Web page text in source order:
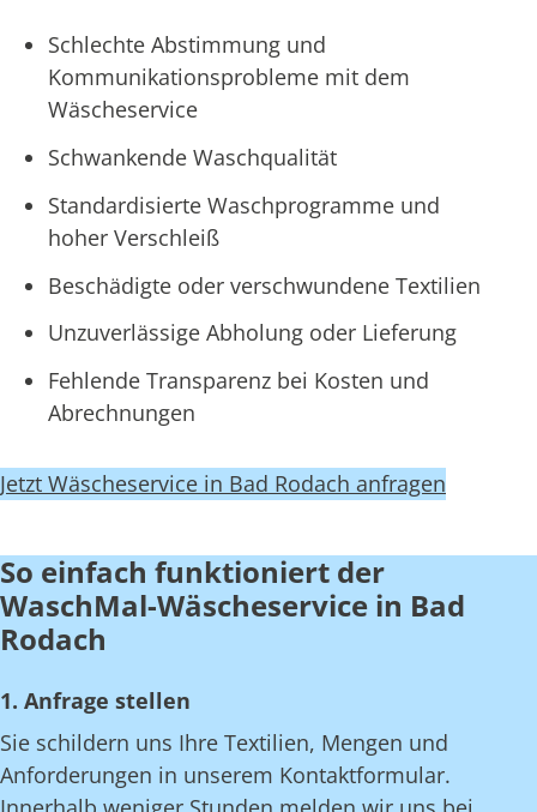
Schlechte Abstimmung und
Kommunikationsprobleme mit dem
Wäscheservice
Schwankende Waschqualität
Standardisierte Waschprogramme und
hoher Verschleiß
Beschädigte oder verschwundene Textilien
Unzuverlässige Abholung oder Lieferung
Fehlende Transparenz bei Kosten und
Abrechnungen
Jetzt Wäscheservice in Bad Rodach anfragen
So einfach funktioniert der
WaschMal-Wäscheservice in Bad
Rodach
1. Anfrage stellen
Sie schildern uns Ihre Textilien, Mengen und
Anforderungen in unserem Kontaktformular.